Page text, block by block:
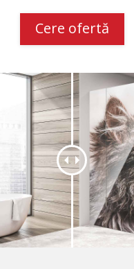
Cere ofertă